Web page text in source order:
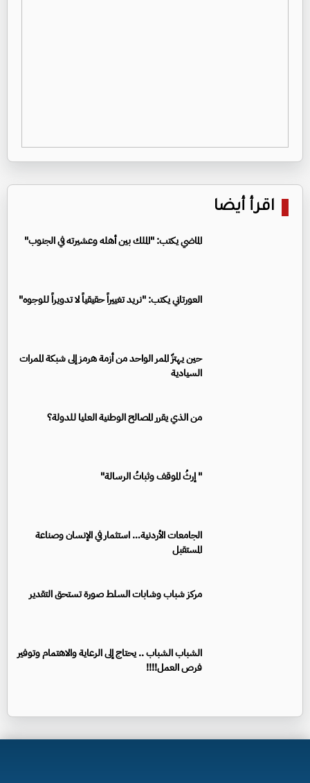
اقرأ أيضا
الماضي يكتب: "الملك بين أهله وعشيرته في الجنوب"
العورتاني يكتب: "نريد تغييراً حقيقياً لا تدويراً للوجوه"
حين يهتزّ الممر الواحد من أزمة هرمز إلى شبكة الممرات
السيادية
من الذي يقرر المصالح الوطنية العليا للدولة؟
" إرثُ الموقف وثباتُ الرسالة"
الجامعات الأردنية… استثمار في الإنسان وصناعة
المستقبل
مركز شباب وشابات السلط صورة تستحق التقدير
الشباب الشباب .. يحتاج إلى الرعاية والاهتمام وتوفير
فرص العمل!!!!